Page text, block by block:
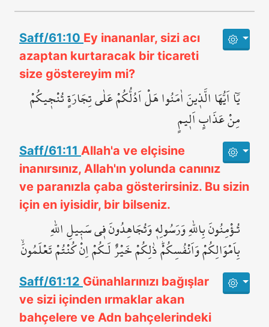
Saff/61:10 Ey inananlar, sizi acı
azaptan kurtaracak bir ticareti
size göstereyim mi?
يَٓا اَيُّهَا الَّذ۪ينَ اٰمَنُوا هَلْ اَدُلُّكُمْ عَلٰى تِجَارَةٍ تُنْج۪يكُمْ
مِنْ عَذَابٍ اَل۪يمٍ
Saff/61:11 Allah'a ve elçisine
inanırsınız, Allah'ın yolunda canınız
ve paranızla çaba gösterirsiniz. Bu sizin
için en iyisidir, bir bilseniz.
تُـؤْمِنُونَ بِاللّٰهِ وَرَسُولِه۪ وَتُجَاهِدُونَ ف۪ي سَب۪يلِ اللّٰهِ
بِاَمْوَالِكُمْ وَاَنْفُسِكُمْۜ ذٰلِكُمْ خَيْرٌ لَـكُمْ اِنْ كُنْتُمْ تَعْلَمُونَۙ
Saff/61:12 Günahlarınızı bağışlar
ve sizi içinden ırmaklar akan
bahçelere ve Adn bahçelerindeki